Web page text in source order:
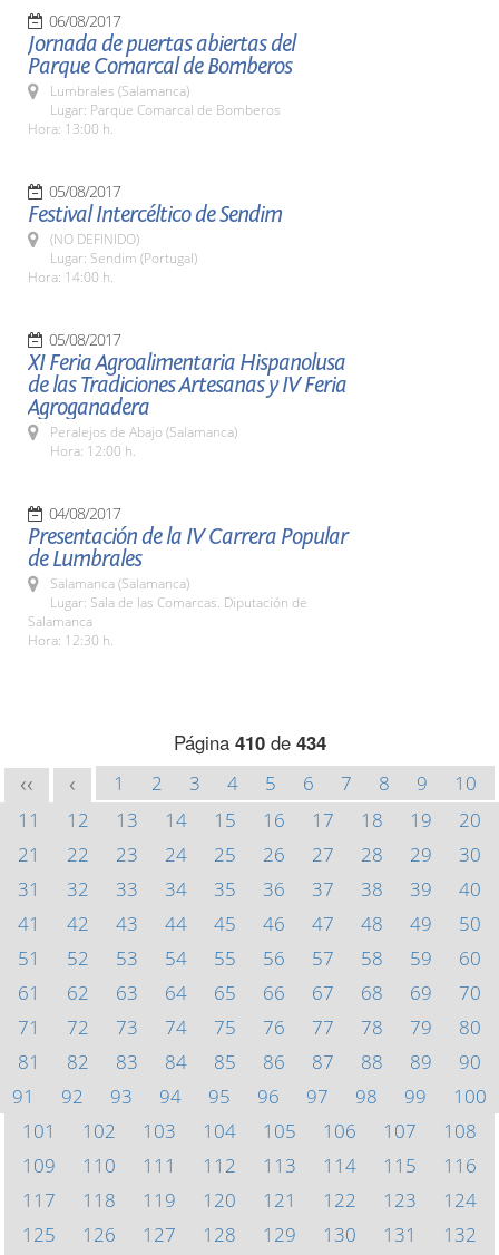
06/08/2017
Jornada de puertas abiertas del
Parque Comarcal de Bomberos
Lumbrales (Salamanca)
Lugar: Parque Comarcal de Bomberos
Hora: 13:00 h.
05/08/2017
Festival Intercéltico de Sendim
(NO DEFINIDO)
Lugar: Sendim (Portugal)
Hora: 14:00 h.
05/08/2017
XI Feria Agroalimentaria Hispanolusa
de las Tradiciones Artesanas y IV Feria
Agroganadera
Peralejos de Abajo (Salamanca)
Hora: 12:00 h.
04/08/2017
Presentación de la IV Carrera Popular
de Lumbrales
Salamanca (Salamanca)
Lugar: Sala de las Comarcas. Diputación de
Salamanca
Hora: 12:30 h.
Página 410de 434
<< < 1 2 3 4 5 6 7 8 9
10
11
12 13 14 15 16 17 18 19
20
21
22 23 24 25 26 27 28 29
30
31
32 33 34 35 36 37 38 39
40
41
42 43 44 45 46 47 48 49
50
51
52 53 54 55 56 57 58 59
60
61
62 63 64 65 66 67 68 69
70
71
72 73 74 75 76 77 78 79
80
81
82 83 84 85 86 87 88 89
90
91
92 93 94 95 96 97 98 99
100
101
102 103 104 105 106 107
108
109
110 111 112 113 114 115
116
117
118 119 120 121 122 123
124
125
126 127 128 129 130 131
132